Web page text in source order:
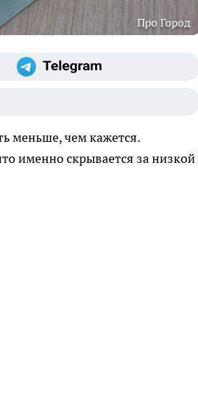
Про Город
меньше, чем кажется.
именно скрывается за низкой